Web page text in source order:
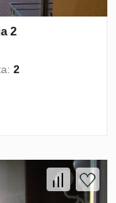
2
2